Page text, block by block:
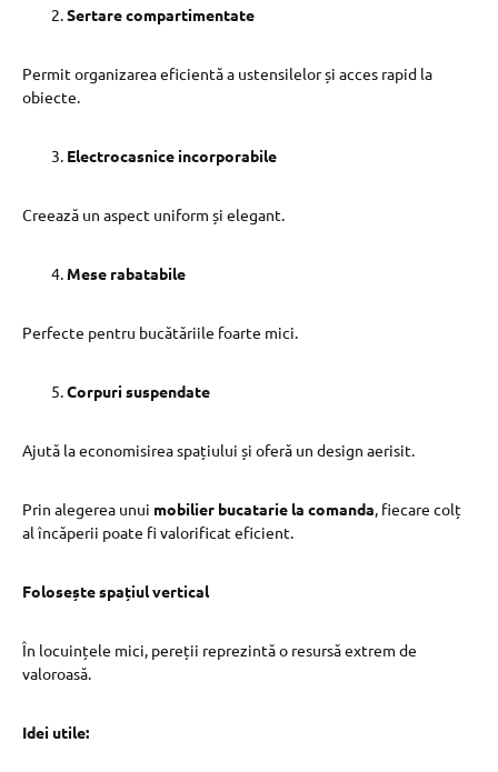
Sertare compartimentate
Permit organizarea eficientă a ustensilelor și acces rapid la
obiecte.
Electrocasnice incorporabile
Creează un aspect uniform și elegant.
Mese rabatabile
Perfecte pentru bucătăriile foarte mici.
Corpuri suspendate
Ajută la economisirea spațiului și oferă un design aerisit.
Prin alegerea unui mobilier bucatarie la comanda, fiecare colț
al încăperii poate fi valorificat eficient.
Folosește spațiul vertical
În locuințele mici, pereții reprezintă o resursă extrem de
valoroasă.
Idei utile: